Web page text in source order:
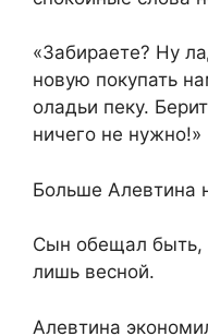
«Забираете? Ну
новую покупать
оладьи пеку.
ничего не нужно!»
Больше Алевтина
Сын обещал быть,
лишь весной.
Алевтина